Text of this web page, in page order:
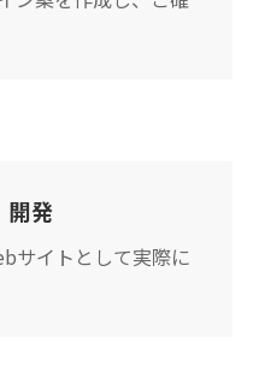
開発
サイトとして実際に